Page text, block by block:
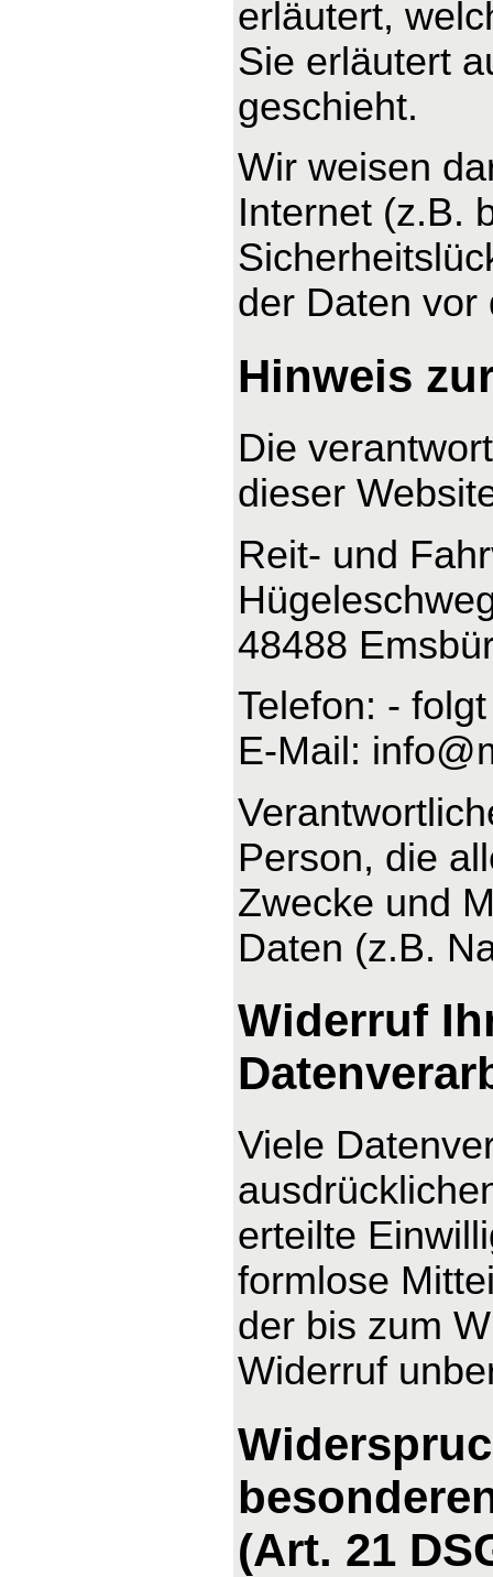
erläutert,
Sie erläutert
geschieht.
Wir weisen
Internet (z.B.
der Daten vor
Hinweis
Die
dieser
Reit- und
48488
Telefon: -
E-Mail:
Person, die
Zwecke und
Daten (z.B.
Widerruf
Viele
erteilte
formlose
der bis zum
Widerruf
(Art. 21